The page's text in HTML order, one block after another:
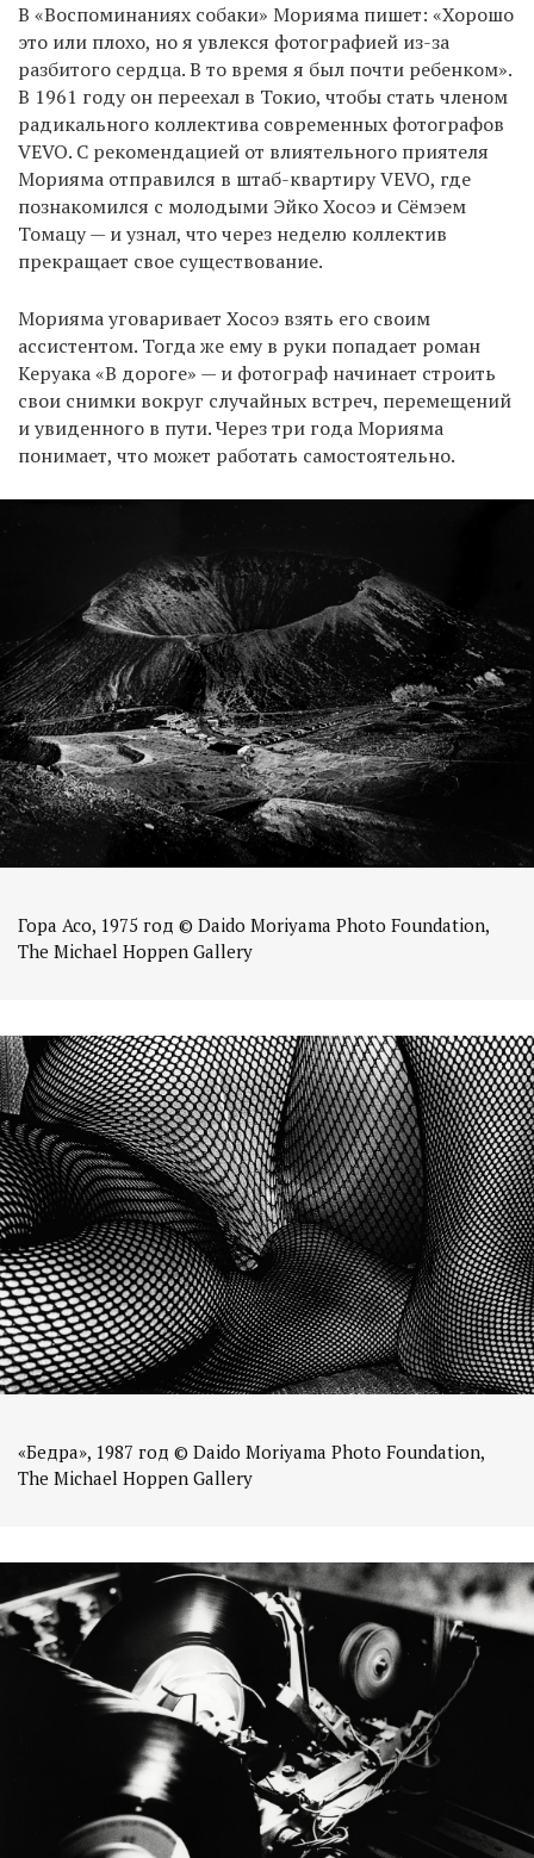
В «Воспоминаниях собаки» Морияма пишет: «Хорошо
это или плохо, но я увлекся фотографией из-за
разбитого сердца. В то время я был почти ребенком».
В 1961 году он переехал в Токио, чтобы стать членом
радикального коллектива современных фотографов
VEVO. С рекомендацией от влиятельного приятеля
Морияма отправился в штаб-квартиру VEVO, где
познакомился с молодыми Эйко Хосоэ и Сёмэем
Томацу — и узнал, что через неделю коллектив
прекращает свое существование.
Морияма уговаривает Хосоэ взять его своим
ассистентом. Тогда же ему в руки попадает роман
Керуака «В дороге» — и фотограф начинает строить
свои снимки вокруг случайных встреч, перемещений
и увиденного в пути. Через три года Морияма
понимает, что может работать самостоятельно.
Гора Асо, 1975 год © Daido Moriyama Photo Foundation,
The Michael Hoppen Gallery
«Бедра», 1987 год © Daido Moriyama Photo Foundation,
The Michael Hoppen Gallery